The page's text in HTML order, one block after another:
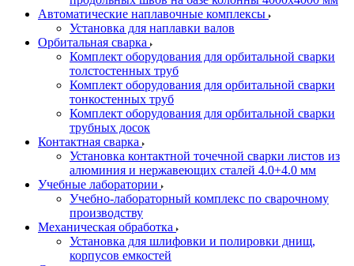
Автоматические наплавочные комплексы
Установка для наплавки валов
Орбитальная сварка
Комплект оборудования для орбитальной сварки
толстостенных труб
Комплект оборудования для орбитальной сварки
тонкостенных труб
Комплект оборудования для орбитальной сварки
трубных досок
Контактная сварка
Установка контактной точечной сварки листов из
алюминия и нержавеющих сталей 4.0+4.0 мм
Учебные лаборатории
Учебно-лабораторный комплекс по сварочному
производству
Механическая обработка
Установка для шлифовки и полировки днищ,
корпусов емкостей